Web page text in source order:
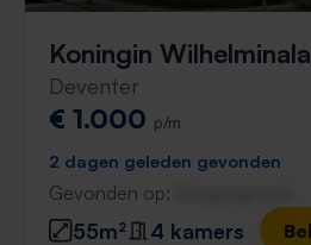
Koningin
Deventer
€ 1.000 p/m
2 dagen geleden gevonden
Gevonden op:
55m² 4 kamers